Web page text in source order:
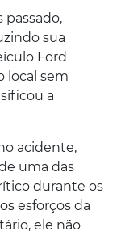
passado,
sua
Ford
local sem
a
acidente,
uma das
durante os
esforços da
ele não